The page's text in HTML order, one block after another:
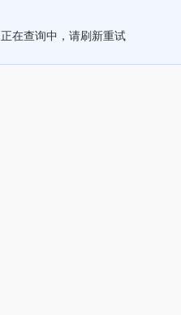
正在查询中，请刷新重试